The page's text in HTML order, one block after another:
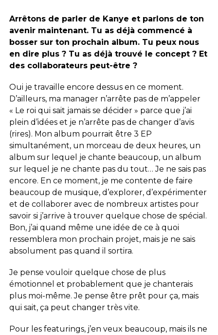
Arrêtons de parler de Kanye et parlons de ton
avenir maintenant. Tu as déjà commencé à
bosser sur ton prochain album. Tu peux nous
en dire plus ? Tu as déjà trouvé le concept ? Et
des collaborateurs peut-être ?
Oui je travaille encore dessus en ce moment.
D’ailleurs, ma manager n’arrête pas de m’appeler
« Le roi qui sait jamais se décider » parce que j’ai
plein d’idées et je n’arrête pas de changer d’avis
(rires). Mon album pourrait être 3 EP
simultanément, un morceau de deux heures, un
album sur lequel je chante beaucoup, un album
sur lequel je ne chante pas du tout… Je ne sais pas
encore. En ce moment, je me contente de faire
beaucoup de musique, d’explorer, d’expérimenter
et de collaborer avec de nombreux artistes pour
savoir si j’arrive à trouver quelque chose de spécial.
Bon, j’ai quand même une idée de ce à quoi
ressemblera mon prochain projet, mais je ne sais
absolument pas quand il sortira.
Je pense vouloir quelque chose de plus
émotionnel et probablement que je chanterais
plus moi-même. Je pense être prêt pour ça, mais
qui sait, ça peut changer très vite.
Pour les featurings, j’en veux beaucoup, mais ils ne